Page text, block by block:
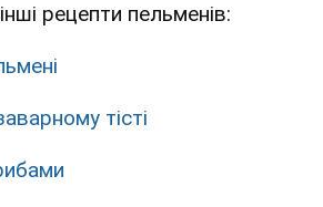
рецепти пельменів:
тісті